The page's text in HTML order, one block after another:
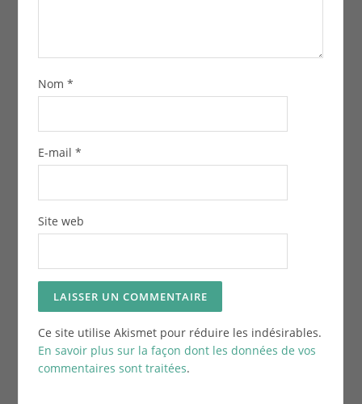
Nom *
E-mail *
Site web
Ce site utilise Akismet pour réduire les indésirables.
En savoir plus sur la façon dont les données de vos
commentaires sont traitées.